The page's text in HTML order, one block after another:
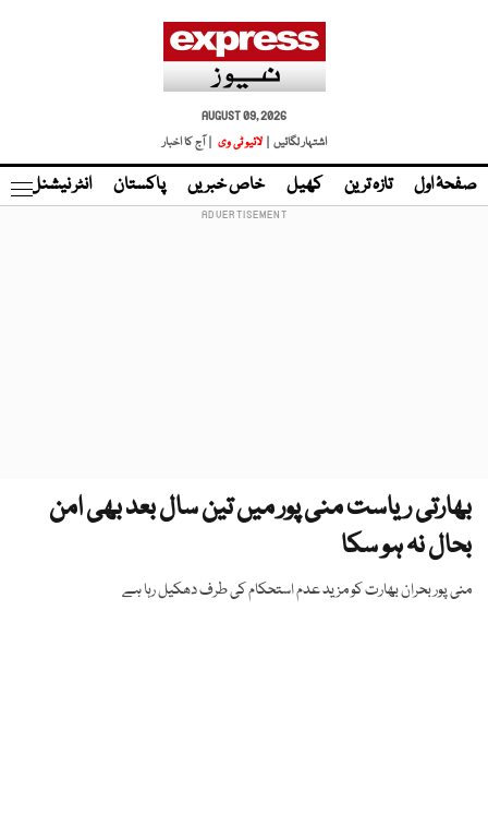
AUGUST 09, 2026
اشتہار لگائیں |
لائیو ٹی وی | آج کا اخبار
صفحۂ اول تازہ ترین کھیل خاص خبریں پاکستان انٹر نیشنل
بھارتی ریاست منی پور میں تین سال بعد بھی امن
بحال نہ ہو سکا
منی پور بحران بھارت کو مزید عدم استحکام کی طرف دھکیل رہا ہے